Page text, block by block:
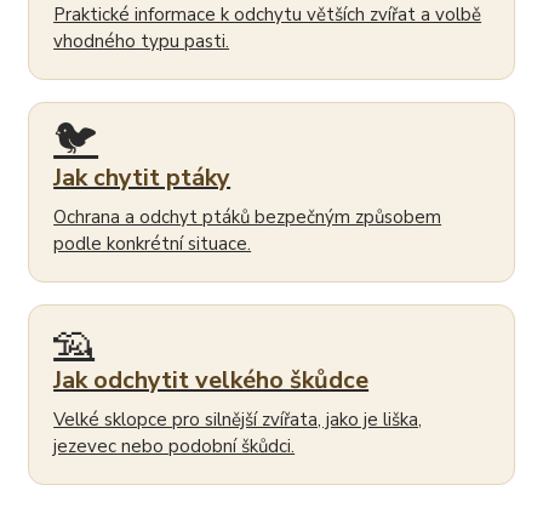
Praktické informace k odchytu větších zvířat a volbě
vhodného typu pasti.
🐦
Jak chytit ptáky
Ochrana a odchyt ptáků bezpečným způsobem
podle konkrétní situace.
🦡
Jak odchytit velkého škůdce
Velké sklopce pro silnější zvířata, jako je liška,
jezevec nebo podobní škůdci.